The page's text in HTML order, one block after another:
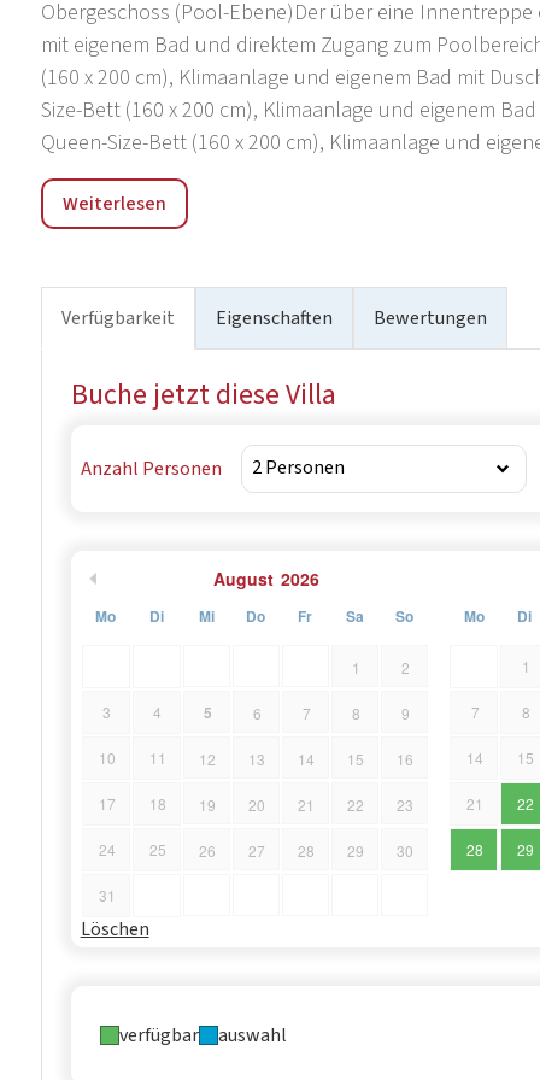
Obergeschoss (Pool-Ebene)Der über eine
mit eigenem Bad und direktem Zugang zum
(160 x 200 cm), Klimaanlage und eigenem Bad mit
Size-Bett (160 x 200 cm), Klimaanlage und eigenem
Queen-Size-Bett (160 x 200 cm), Klimaanlage und
„Die nächstgelegene Autobahnausfahrt bzw. -auffahrt
entfernt), wodurch verschiedene Ziele bequem zu
Wasserfällen (Skradin) und 2 Stunden und 40
Biokovo liegt direkt oberhalb von Makarska und
Biokovo, etwa 1 Stunde 30 Minuten Fahrt von der
auf die Makarska-Riviera, die adriatischen Inseln und
wurde ein gläserner Steg verlegt, der einen Blick aus
Herzegowina erkunden: den berühmten Wallfahrtsort
Mostar mit seiner ikonischen Brücke, die beide etwa 1
diese wunderschön eingerichtete Steinvilla, die Villa
in dieser gut ausgestatteten Unterkunft in ruhiger Lage.“
Weiterlesen
Verfügbarkeit Eigenschaften Bewertungen
Buche jetzt diese Villa
Anzahl Personen
August 2026
Mo Di Mi Do Fr Sa So
1 2
3 4 5 6 7 8 9
10 11 12 13 14 15 16
17 18 19 20 21 22 23
24 25 26 27 28 29 30
31
Mo Di
1
7 8
14 15
21 22
28 29
Löschen
verfügbar auswahl